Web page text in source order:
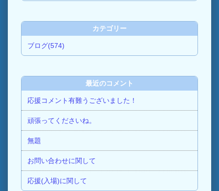
カテゴリー
ブログ(574)
最近のコメント
応援コメント有難うございました！
頑張ってくださいね。
無題
お問い合わせに関して
応援(入場)に関して